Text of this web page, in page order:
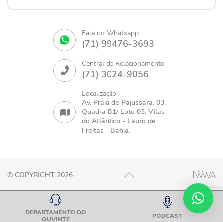
Fale no Whatsapp
(71) 99476-3693
Central de Relacionamento
(71) 3024-9056
Localização
Av. Praia de Pajussara, 03.
Quadra B1/ Lote 03. Vilas
do Atlântico - Lauro de
Freitas - Bahia.
© COPYRIGHT 2026
DEPARTAMENTO DO
OUVINTE
PODCAST